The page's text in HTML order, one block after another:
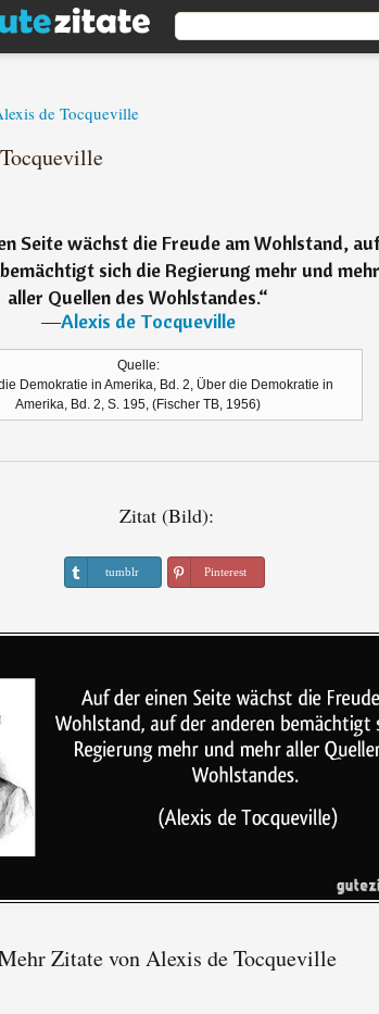
de Tocqueville
Seite wächst die Freude am Wohlstand,
sich die Regierung mehr und mehr
aller Quellen des Wohlstandes.“
―Alexis de Tocqueville
Quelle:
Demokratie in Amerika, Bd. 2, Über die Demokratie in
Amerika, Bd. 2, S. 195, (Fischer TB, 1956)
Zitat (Bild):
tumblr Pinterest
Zitate von Alexis de Tocqueville